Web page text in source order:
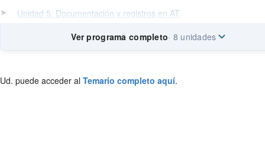
➤
Unidad 5: Documentación y registros en AT
Ver programa completo· 8 unidades
Ud. puede acceder al Temario completo aquí.